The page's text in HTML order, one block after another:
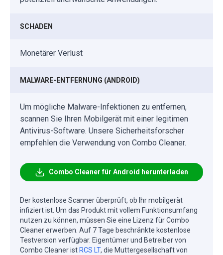
SCHADEN
Monetärer Verlust
MALWARE-ENTFERNUNG (ANDROID)
Um mögliche Malware-Infektionen zu entfernen,
scannen Sie Ihren Mobilgerät mit einer legitimen
Antivirus-Software. Unsere Sicherheitsforscher
empfehlen die Verwendung von Combo Cleaner.
Combo Cleaner für Android herunterladen
Der kostenlose Scanner überprüft, ob Ihr mobilgerät
infiziert ist. Um das Produkt mit vollem Funktionsumfang
nutzen zu können, müssen Sie eine Lizenz für Combo
Cleaner erwerben. Auf 7 Tage beschränkte kostenlose
Testversion verfügbar. Eigentümer und Betreiber von
Combo Cleaner ist RCS LT, die Muttergesellschaft von